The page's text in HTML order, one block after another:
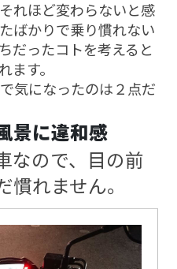
れほど変わらないと感
ばかりで乗り慣れない
だったコトを考えると
ます。
気になったのは２点だ
景に違和感
なので、目の前
慣れません。